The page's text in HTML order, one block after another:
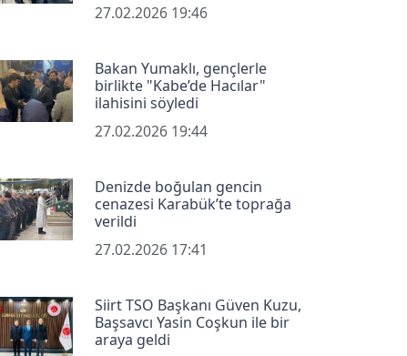
27.02.2026 19:46
Bakan Yumaklı, gençlerle
birlikte "Kabe’de Hacılar"
ilahisini söyledi
27.02.2026 19:44
Denizde boğulan gencin
cenazesi Karabük’te toprağa
verildi
27.02.2026 17:41
Siirt TSO Başkanı Güven Kuzu,
Başsavcı Yasin Coşkun ile bir
araya geldi